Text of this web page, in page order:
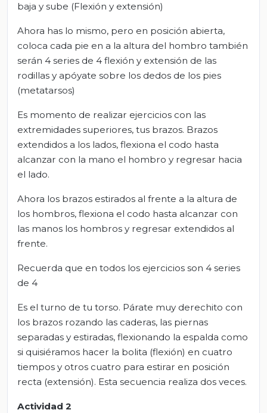
baja y sube (Flexión y extensión)
Ahora has lo mismo, pero en posición abierta,
coloca cada pie en a la altura del hombro también
serán 4 series de 4 flexión y extensión de las
rodillas y apóyate sobre los dedos de los pies
(metatarsos)
Es momento de realizar ejercicios con las
extremidades superiores, tus brazos. Brazos
extendidos a los lados, flexiona el codo hasta
alcanzar con la mano el hombro y regresar hacia
el lado.
Ahora los brazos estirados al frente a la altura de
los hombros, flexiona el codo hasta alcanzar con
las manos los hombros y regresar extendidos al
frente.
Recuerda que en todos los ejercicios son 4 series
de 4
Es el turno de tu torso. Párate muy derechito con
los brazos rozando las caderas, las piernas
separadas y estiradas, flexionando la espalda como
si quisiéramos hacer la bolita (flexión) en cuatro
tiempos y otros cuatro para estirar en posición
recta (extensión). Esta secuencia realiza dos veces.
Actividad 2